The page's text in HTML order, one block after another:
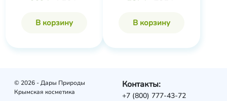
В корзину В корзину
© 2026 - Дары Природы
Крымская косметика
Контакты:
+7 (800) 777-43-72